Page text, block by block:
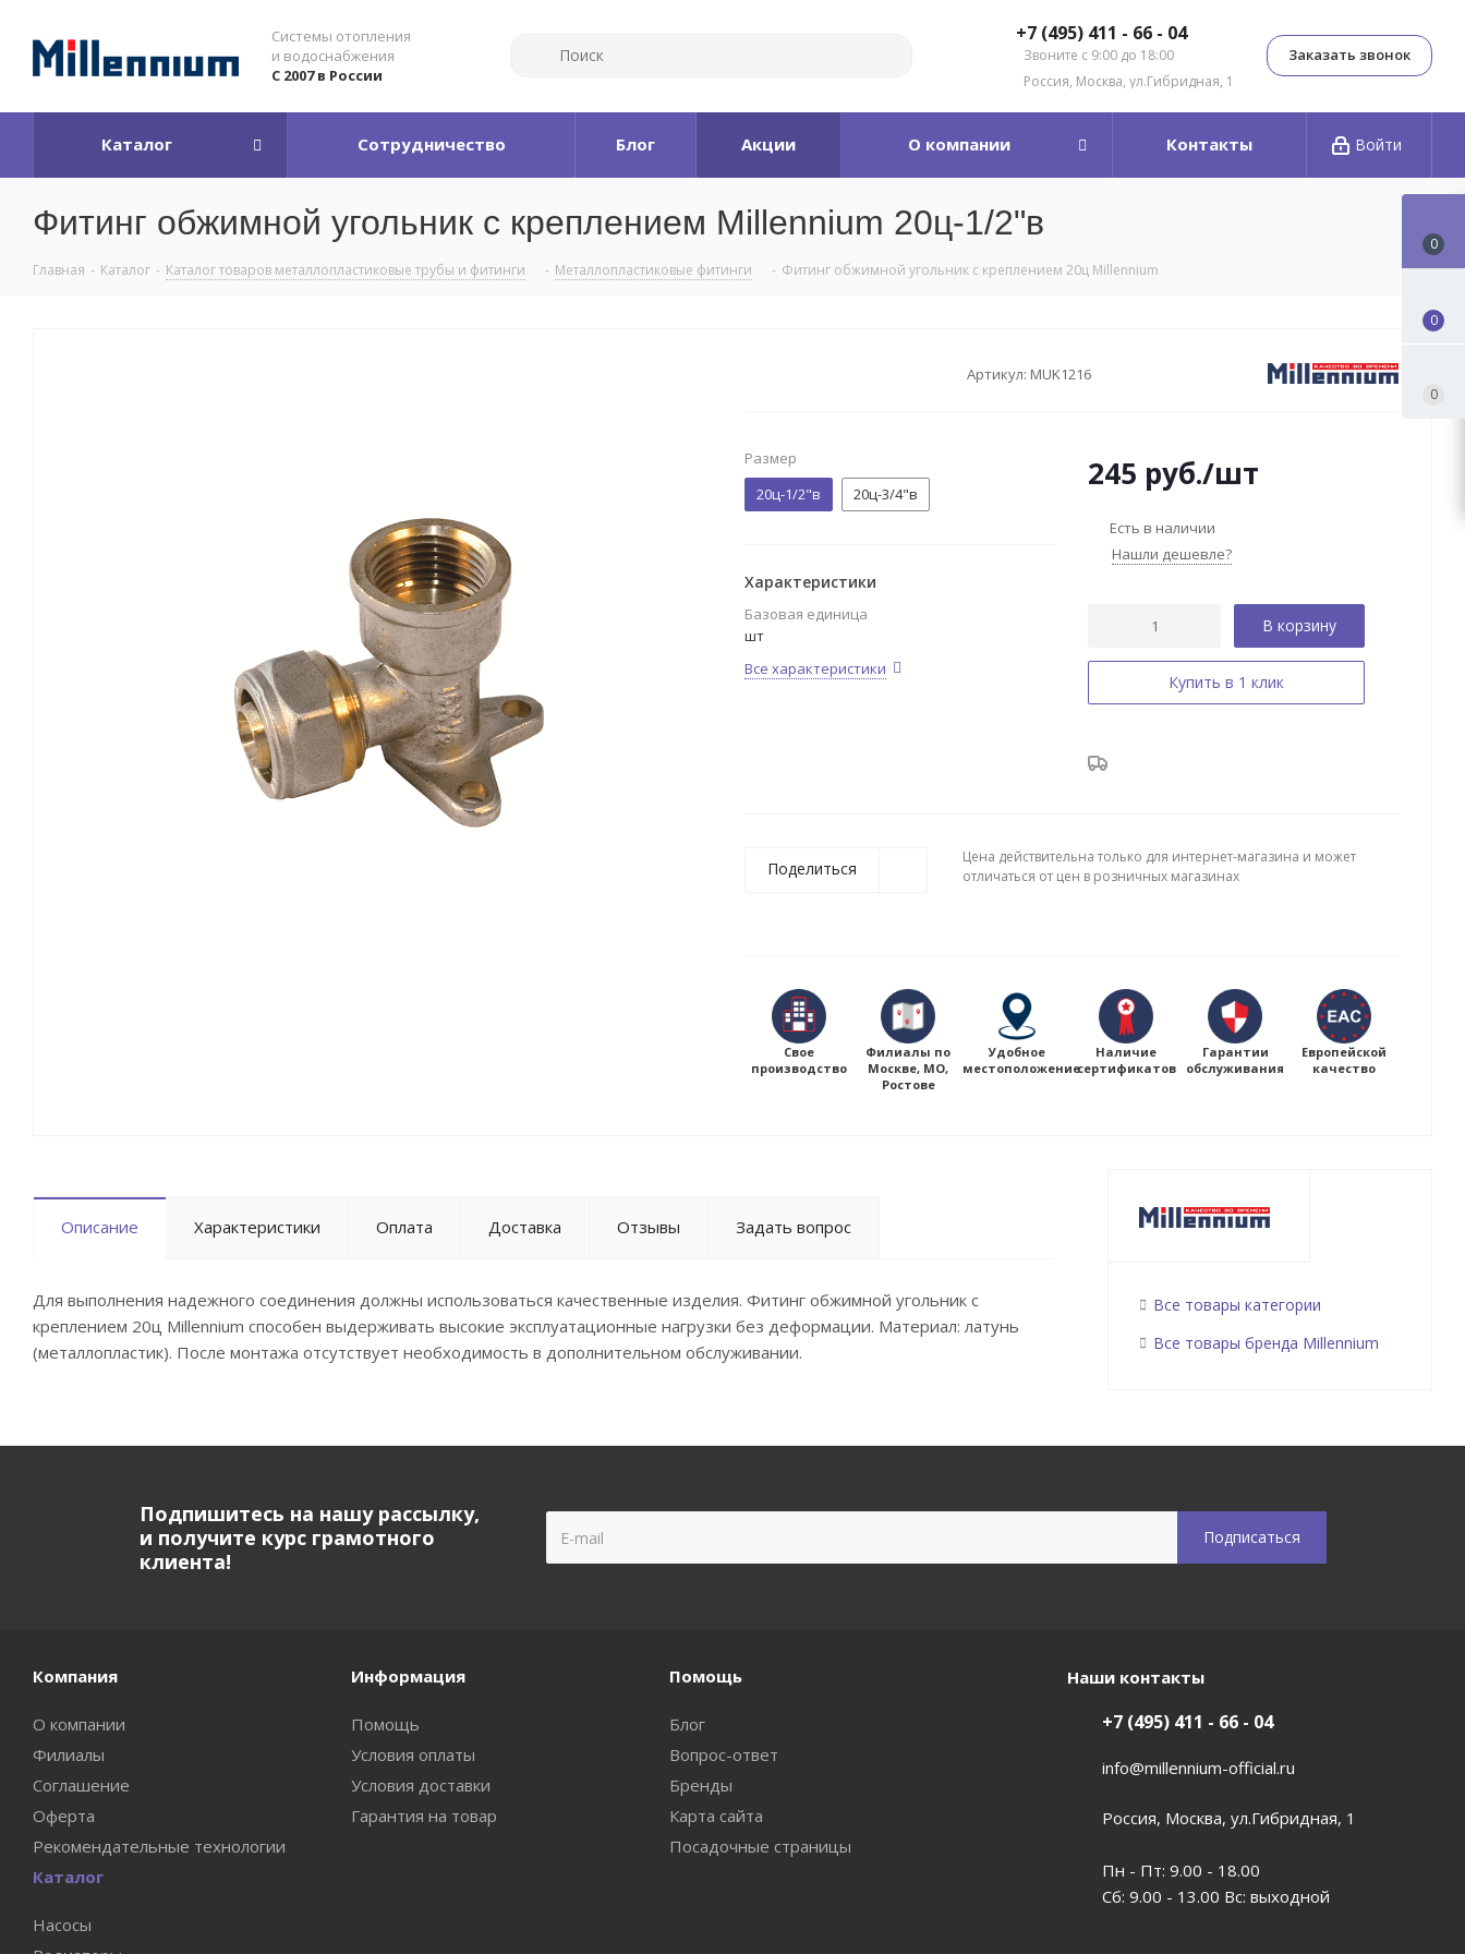
Системы отопления
и водоснабжения
С 2007 в России
+7 (495) 411 - 66 - 04
Звоните с 9:00 до 18:00
Россия, Москва, ул.Гибридная, 1
Заказать звонок
Войти
Каталог Сотрудничество Блог Акции О компании Контакты
Фитинг обжимной угольник с креплением Millennium 20ц-1/2"в
Главная - Каталог - Каталог товаров металлопластиковые трубы и фитинги - Металлопластиковые фитинги - Фитинг обжимной угольник с креплением 20ц Millennium
Артикул: MUK1216
Размер
20ц-1/2"в
20ц-3/4"в
Характеристики
Базовая единица
шт
Все характеристики
245 руб./шт
Есть в наличии
Нашли дешевле?
В корзину
Купить в 1 клик
Поделиться
Цена действительна только для интернет-магазина и может
отличаться от цен в розничных магазинах
Свое
производство
Филиалы по
Москве, МО,
Ростове
Удобное
местоположение
Наличие
сертификатов
Гарантии
обслуживания
Европейской
качество
Описание Характеристики Оплата Доставка Отзывы Задать вопрос
Для выполнения надежного соединения должны использоваться качественные изделия. Фитинг обжимной угольник с
креплением 20ц Millennium способен выдерживать высокие эксплуатационные нагрузки без деформации. Материал: латунь
(металлопластик). После монтажа отсутствует необходимость в дополнительном обслуживании.
Все товары категории
Все товары бренда Millennium
Подпишитесь на нашу рассылку,
и получите курс грамотного
клиента!
Компания
О компании
Филиалы
Соглашение
Оферта
Рекомендательные технологии
Информация
Помощь
Условия оплаты
Условия доставки
Гарантия на товар
Помощь
Блог
Вопрос-ответ
Бренды
Карта сайта
Посадочные страницы
Каталог
Насосы
Наши контакты
+7 (495) 411 - 66 - 04
info@millennium-official.ru
Россия, Москва, ул.Гибридная, 1
Пн - Пт: 9.00 - 18.00
Сб: 9.00 - 13.00 Вс: выходной
0
0
0